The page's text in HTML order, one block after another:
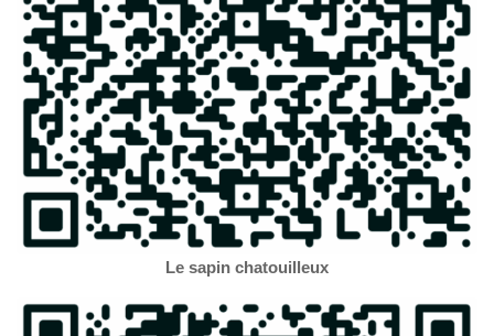
Le sapin chatouilleux